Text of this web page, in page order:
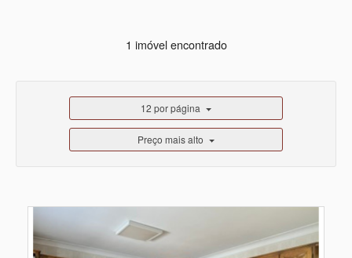
1 imóvel encontrado
12 por página
Preço mais alto